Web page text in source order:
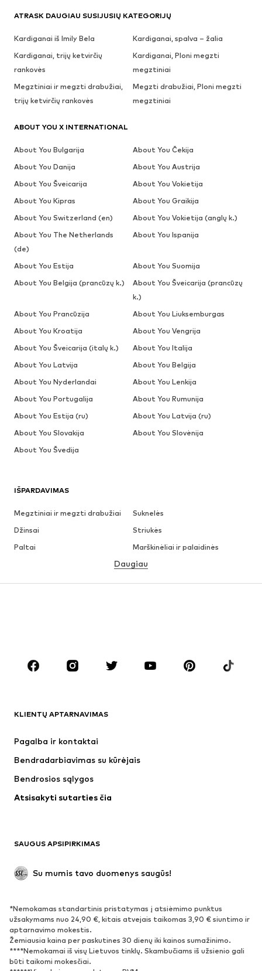
IŠPARDAVIMAS
Megztiniai ir megzti drabužiai
Suknelės
Džinsai
Striukės
Paltai
Marškinėliai ir palaidinės
Apatiniai
Aksesuarai
Premium
Naujienos
Marškinėliai ir palaidinės
Striukės
Megztiniai ir megzti drabužiai
Apatiniai
Paltai
Proginiai
Išskirtiniai
BATAI
Naujienos
Sportbačiai
Aulinukai
Batai su kulniukais
Auliniai batai
Daugiau
KLIENTŲ APTARNAVIMAS
Pagalba ir kontaktai
Bendradarbiavimas su kūrėjais
Bendrosios sąlygos
Atsisakyti sutarties čia
SAUGUS APSIPIRKIMAS
Su mumis tavo duomenys saugūs!
*Nemokamas standartinis pristatymas į atsiėmimo punktus
užsakymams nuo 24,90 €, kitais atvejais taikomas 3,90 € siuntimo ir
aptarnavimo mokestis.
Žemiausia kaina per paskutines 30 dienų iki kainos sumažinimo.
****Nemokamai iš visų Lietuvos tinklų. Skambučiams iš užsienio gali
būti taikomi mokesčiai.
ATRASK DAUGIAU SUSIJUSIŲ KATEGORIJŲ
Kardiganai iš Imily Bela
Kardiganai, spalva – žalia
Kardiganai, trijų ketvirčių
rankovės
Kardiganai, Ploni megzti
megztiniai
Megztiniai ir megzti drabužiai,
trijų ketvirčių rankovės
Megzti drabužiai, Ploni megzti
megztiniai
ABOUT YOU X INTERNATIONAL
About You Bulgarija
About You Čekija
About You Danija
About You Austrija
About You Šveicarija
About You Vokietija
About You Kipras
About You Graikija
About You Switzerland (en)
About You Vokietija (anglų k.)
About You The Netherlands
(de)
About You Ispanija
About You Estija
About You Suomija
About You Belgija (prancūzų k.)
About You Šveicarija (prancūzų
k.)
About You Prancūzija
About You Liuksemburgas
About You Kroatija
About You Vengrija
About You Šveicarija (italų k.)
About You Italija
About You Latvija
About You Belgija
About You Nyderlandai
About You Lenkija
About You Portugalija
About You Rumunija
About You Estija (ru)
About You Latvija (ru)
About You Slovakija
About You Slovėnija
About You Švedija